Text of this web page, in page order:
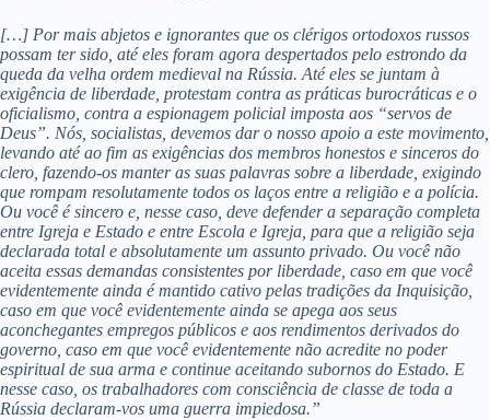
[…] Por mais abjetos e ignorantes que os clérigos ortodoxos russos
possam ter sido, até eles foram agora despertados pelo estrondo da
queda da velha ordem medieval na Rússia. Até eles se juntam à
exigência de liberdade, protestam contra as práticas burocráticas e o
oficialismo, contra a espionagem policial imposta aos “servos de
Deus”. Nós, socialistas, devemos dar o nosso apoio a este movimento,
levando até ao fim as exigências dos membros honestos e sinceros do
clero, fazendo-os manter as suas palavras sobre a liberdade, exigindo
que rompam resolutamente todos os laços entre a religião e a polícia.
Ou você é sincero e, nesse caso, deve defender a separação completa
entre Igreja e Estado e entre Escola e Igreja, para que a religião seja
declarada total e absolutamente um assunto privado. Ou você não
aceita essas demandas consistentes por liberdade, caso em que você
evidentemente ainda é mantido cativo pelas tradições da Inquisição,
caso em que você evidentemente ainda se apega aos seus
aconchegantes empregos públicos e aos rendimentos derivados do
governo, caso em que você evidentemente não acredite no poder
espiritual de sua arma e continue aceitando subornos do Estado. E
nesse caso, os trabalhadores com consciência de classe de toda a
Rússia declaram-vos uma guerra impiedosa.”